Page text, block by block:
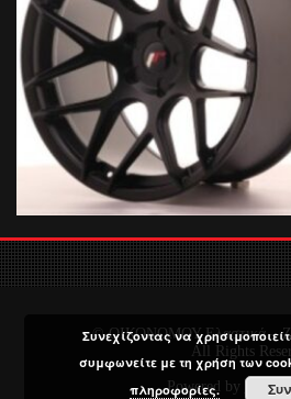
© ΟΙΚΟΝΟΜΟΥ Ελαστικά –
All Rights
Powered by Media
Συνεχίζοντας να
συμφωνείτε με τη χρήση των
πληροφορίες.